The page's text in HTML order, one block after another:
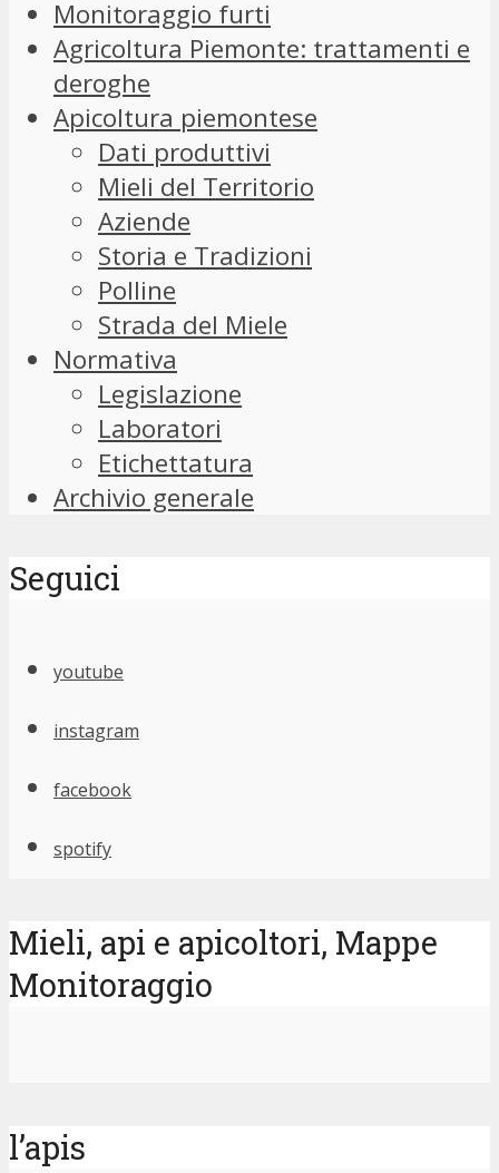
Monitoraggio furti
Agricoltura Piemonte: trattamenti e
deroghe
Apicoltura piemontese
Dati produttivi
Mieli del Territorio
Aziende
Storia e Tradizioni
Polline
Strada del Miele
Normativa
Legislazione
Laboratori
Etichettatura
Archivio generale
Seguici
youtube
instagram
facebook
spotify
Mieli, api e apicoltori, Mappe
Monitoraggio
l’apis